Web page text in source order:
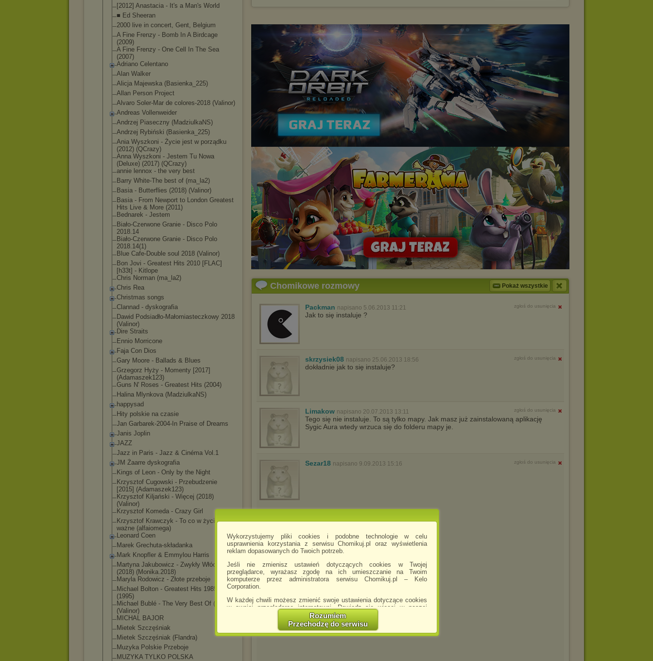
Wykorzystujemy pliki cookies i podobne technologie w celu
usprawnienia korzystania z serwisu Chomikuj.pl oraz wyświetlenia
reklam dopasowanych do Twoich potrzeb.
Jeśli nie zmienisz ustawień dotyczących cookies w Twojej
przeglądarce, wyrażasz zgodę na ich umieszczanie na Twoim
komputerze przez administratora serwisu Chomikuj.pl – Kelo
Corporation.
W każdej chwili możesz zmienić swoje ustawienia dotyczące cookies
w swojej przeglądarce internetowej. Dowiedz się więcej w naszej
http://chomikuj.pl/PolitykaPrywatnosci.aspx
Jednocześnie informujemy że zmiana ustawień przeglądarki może
spowodować ograniczenie korzystania ze strony Chomikuj.pl.
Rozumiem
Przechodzę do serwisu
[2012] Anastacia - It's a Man's World
■ Ed Sheeran
2000 live in concert, Gent, Belgium
A Fine Frenzy - Bomb In A Birdcage
(2009)
A Fine Frenzy - One Cell In The Sea
(2007)
Adriano Celentano
Alan Walker
Alicja Majewska (Basienka_225)
Allan Person Project
Alvaro Soler-Mar de colores-2018 (Valinor)
Andreas Vollenweider
Andrzej Piaseczny (MadziulkaNS)
Andrzej Rybiński (Basienka_225)
Ania Wyszkoni - Życie jest w porządku
(2012) (QCrazy)
Anna Wyszkoni - Jestem Tu Nowa
(Deluxe) (2017) (QCrazy)
annie lennox - the very best
Barry White-The best of (ma_la2)
Basia - Butterflies (2018) (Valinor)
Basia - From Newport to London Greatest
Hits Live & More (2011)
Bednarek - Jestem
Biało-Czerwone Granie - Disco Polo
2018.14
Biało-Czerwone Granie - Disco Polo
2018.14(1)
Blue Cafe-Double soul 2018 (Valinor)
Bon Jovi - Greatest Hits 2010 [FLAC]
[h33t] - Kitlope
Chris Norman (ma_la2)
Chris Rea
Christmas songs
Clannad - dyskografia
Dawid Podsiadło-Małomiasteczkowy 2018
(Valinor)
Dire Straits
Ennio Morricone
Faja Con Dios
Gary Moore - Ballads & Blues
Grzegorz Hyży - Momenty [2017]
(Adamaszek123)
Guns N' Roses - Greatest Hits (2004)
Halina Mlynkova (MadziulkaNS)
happysad
Hity polskie na czasie
Jan Garbarek-2004- In Praise of Dreams
Janis Joplin
JAZZ
Jazz in Paris - Jazz & Cinéma Vol.1
JM Żaarre dyskografia
Kings of Leon - Only by the Night
Krzysztof Cugowski - Przebudzenie
[2015] (Adamaszek123)
Krzysztof Kiljański - Więcej (2018)
(Valinor)
Krzysztof Komeda - Crazy Girl
Krzysztof Krawczyk - To co w życiu
ważne (alfaiomega)
Leonard Coen
Marek Grechuta-składanka
Mark Knopfler & Emmylou Harris
Martyna Jakubowicz - Zwykły Włóczęga
(2018) (Monika.2018)
Maryla Rodowicz - Złote przeboje
Michael Bolton - Greatest Hits 1985-1995
(1995)
Michael Bublé - The Very Best Of (2016)
(Valinor)
MICHAL BAJOR
Mietek Szczęśniak
Mietek Szczęśniak (Flandra)
Muzyka Polskie Przeboje
MUZYKA TYLKO POLSKA
Chomikowe rozmowy Pokaż wszystkie
Packman napisano 5.06.2013 11:21 zgłoś do usunięcia
Jak to się instaluje ?
skrzysiek08 napisano 25.06.2013 18:56 zgłoś do usunięcia
dokładnie jak to się instaluje?
Limakow napisano 20.07.2013 13:11 zgłoś do usunięcia
Tego się nie instaluje. To są tylko mapy. Jak masz już zainstalowaną aplikację
Sygic Aura wtedy wrzuca się do folderu mapy je.
Sezar18 napisano 9.09.2013 15:16 zgłoś do usunięcia